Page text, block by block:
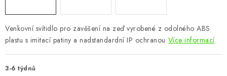
VÝPRODEJ
Vše o nákupu Info
Reklamace a odstoupení od smlouvy
Venkovní svítidlo pro zavěšení na zeď vyrobené z odolného ABS
plastu s imitací patiny a nadstandardní IP ochranou Více informací
3-6 týdnů